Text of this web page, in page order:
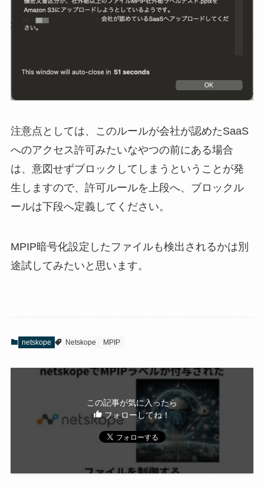
注意点としては、このルールが会社が認めたSaaS
へのアクセス許可みたいなやつの前にある場合
は、意図せずブロックしてしまうということが発
生しますので、許可ルールを上段へ、ブロックル
ールは下段へ定義してください。
MPIP暗号化設定したファイルも検出されるかは別
途試してみたいと思います。
netskope Netskope MPIP
この記事が気に入ったら
フォローしてね！